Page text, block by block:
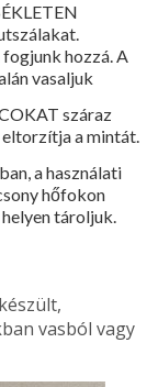
hozzá. A
vasaljuk
száraz
eltorzítja a mintát.
a használati
hőfokon
tároljuk.
vasból vagy